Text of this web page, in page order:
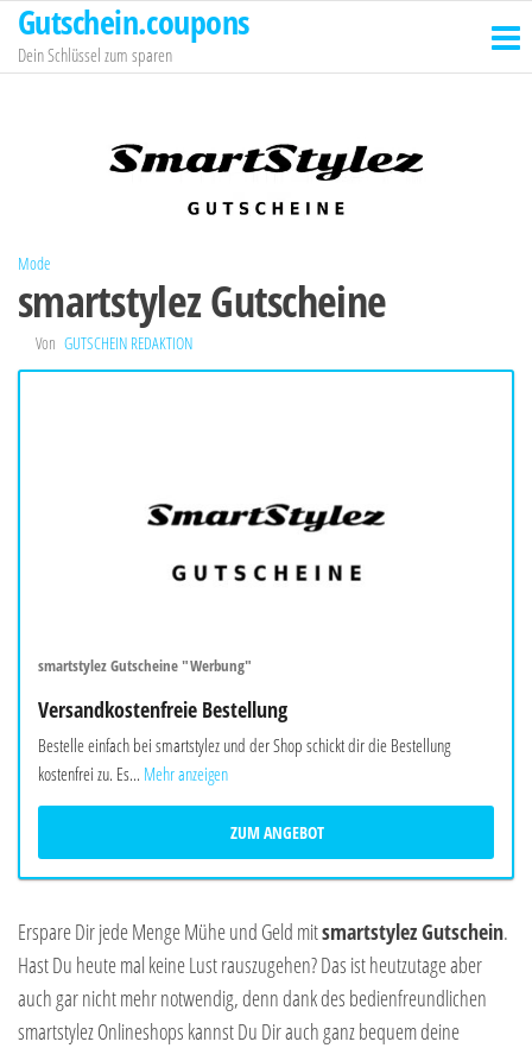
Zum
Inhalt
springen
Gutschein.coupons
Dein Schlüssel zum sparen
Mode
smartstylez Gutscheine
Von GUTSCHEIN REDAKTION
smartstylez Gutscheine "Werbung"
Versandkostenfreie Bestellung
Bestelle einfach bei smartstylez und der Shop schickt dir die Bestellung
kostenfrei zu. Es... Mehr anzeigen
ZUM ANGEBOT
Erspare Dir jede Menge Mühe und Geld mitsmartstylez Gutschein.
Hast Du heute mal keine Lust rauszugehen? Das ist heutzutage aber
auch gar nicht mehr notwendig, denn dank des bedienfreundlichen
smartstylez Onlineshops kannst Du Dir auch ganz bequem deine